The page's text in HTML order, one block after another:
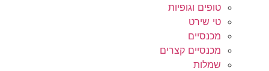
טופים וגופיות
טי שירט
מכנסיים
מכנסיים קצרים
שמלות